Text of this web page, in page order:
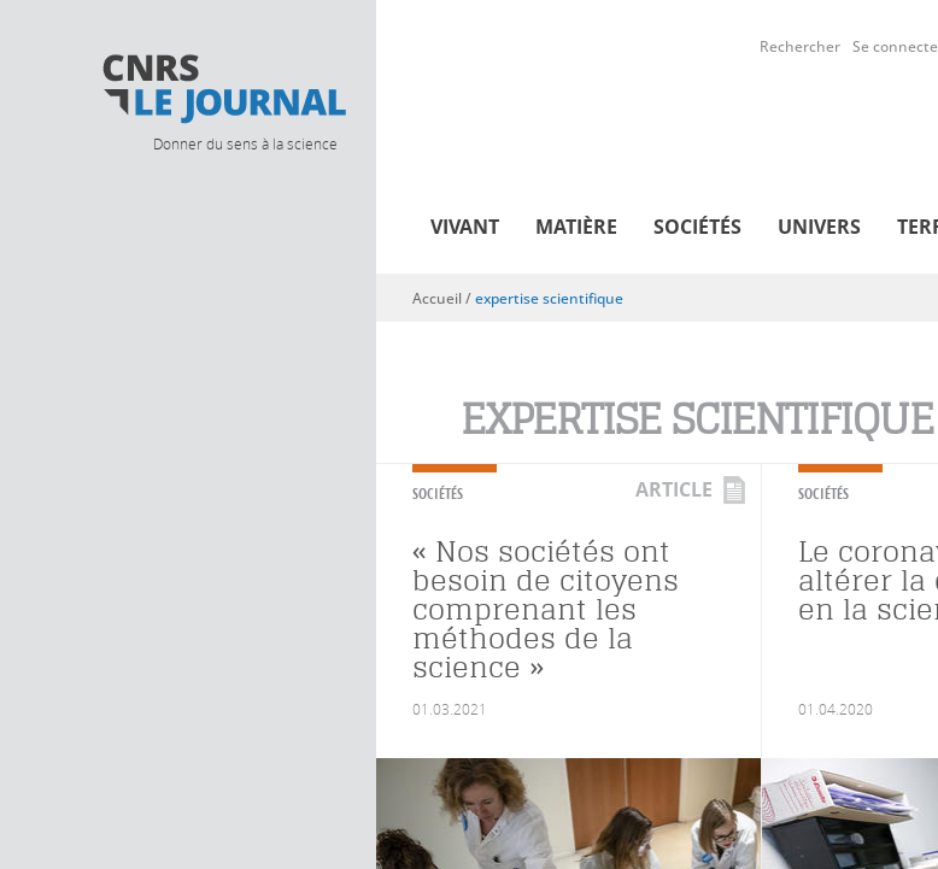
Donner du sens à la science
Rechercher Se
VIVANT MATIÈRE SOCIÉTÉS UNIVERS
Vous êtes ici
Accueil/expertise scientifique
EXPERTISE SCIENTIFIQUE
SOCIÉTÉS ARTICLE
« Nos sociétés ont
besoin de citoyens
comprenant les
méthodes de la
science »
01.03.2021
SOCIÉTÉS
Le
altérer la
en la
01.04.2020